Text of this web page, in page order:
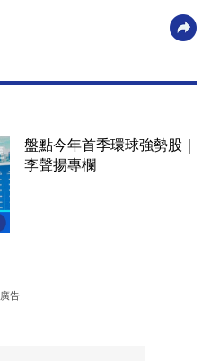
盤點今年首季環球強勢股｜
李聲揚專欄
廣告